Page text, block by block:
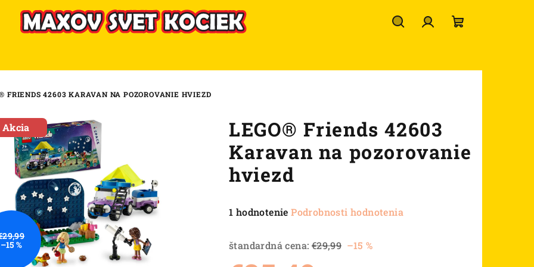
košík
FRIENDS 42603 KARAVAN NA POZOROVANIE HVIEZD
LEGO® Friends 42603
Karavan na pozorovanie
hviezd
Priemerné
produktu
1 hodnotenie Podrobnosti hodnotenia
štandardná cena: €29,99 –15 %
Akcia
–15 %